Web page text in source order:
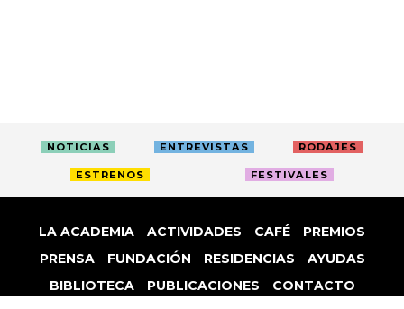
NOTICIAS ENTREVISTAS RODAJES
ESTRENOS FESTIVALES
LA ACADEMIA ACTIVIDADES CAFÉ
PREMIOS
PRENSA
FUNDACIÓN RESIDENCIAS
AYUDAS
BIBLIOTECA
PUBLICACIONES
CONTACTO